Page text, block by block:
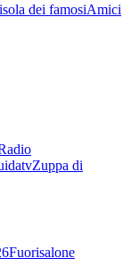
dei famosiAmici
Zuppa di
Fuorisalone